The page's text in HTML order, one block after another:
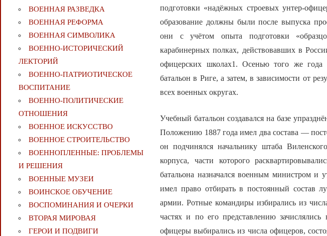
подготовки «надёжных строевых унтер-
образование должны были после выпуска
они с учётом опыта подготовки
карабинерных полках, действовавших в
офицерских школах1. Осенью того же года
батальон в Риге, а затем, в зависимости от
всех военных округах.
Учебный батальон создавался на базе
Положению 1887 года имел два состава —
он подчинялся начальнику штаба
корпуса, части которого
батальона назначался военным министром
имел право отбирать в постоянный состав
армии. Ротные командиры избирались из
частях и по его представлению
офицеры выбирались из числа офицеров,
ВОЕННАЯ РАЗВЕДКА
ВОЕННАЯ РЕФОРМА
ВОЕННАЯ СИМВОЛИКА
ВОЕННО-ИСТОРИЧЕСКИЙ
ЛЕКТОРИЙ
ВОЕННО-ПАТРИОТИЧЕСКОЕ
ВОСПИТАНИЕ
ВОЕННО-ПОЛИТИЧЕСКИE
ОТНОШЕНИЯ
ВОЕННОЕ ИСКУССТВО
ВОЕННОЕ СТРОИТЕЛЬСТВО
ВОЕННОПЛЕННЫЕ: ПРОБЛЕМЫ
И РЕШЕНИЯ
ВОЕННЫЕ МУЗЕИ
ВОИНСКОЕ ОБУЧЕНИЕ
ВОСПОМИНАНИЯ И ОЧЕРКИ
ВТОРАЯ МИРОВАЯ
ГЕРОИ И ПОДВИГИ